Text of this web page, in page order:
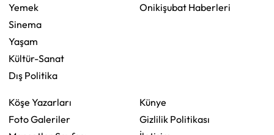
Yemek
Sinema
Yaşam
Kültür-Sanat
Dış Politika
Onikişubat Haberleri
Köşe Yazarları
Foto Galeriler
Künye
Gizlilik Politikası